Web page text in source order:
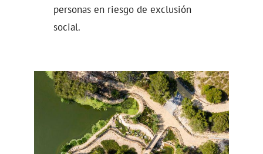
personas en riesgo de exclusión
social.